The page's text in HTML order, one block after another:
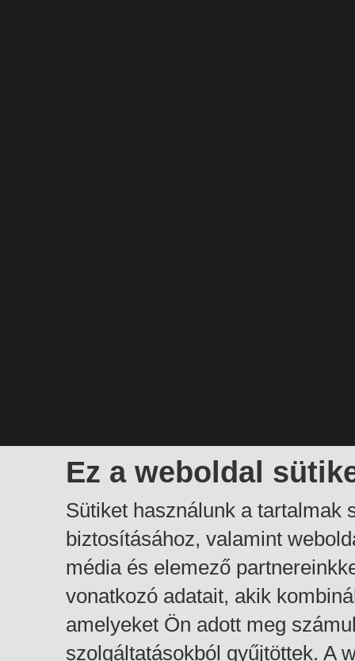
Ez a weboldal
Sütiket használunk a tartalmak
biztosításához, valamint
média és elemező
vonatkozó adatait, akik
amelyeket Ön adott meg
szolgáltatásokból gyűjtöttek. A